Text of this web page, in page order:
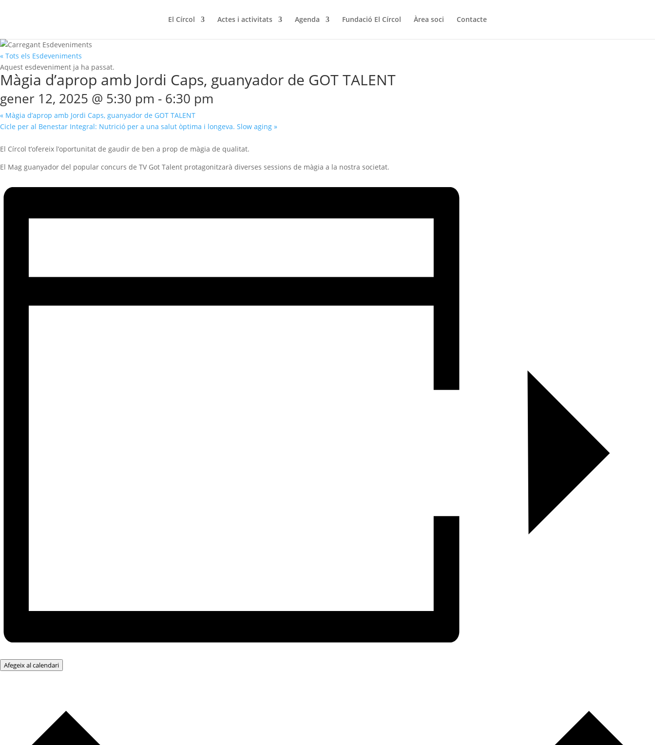
El Círcol Actes i activitats Agenda Fundació El Círcol Àrea soci Contacte
« Tots els Esdeveniments
Aquest esdeveniment ja ha passat.
Màgia d’aprop amb Jordi Caps, guanyador de GOT TALENT
gener 12, 2025 @ 5:30 pm - 6:30 pm
« Màgia d’aprop amb Jordi Caps, guanyador de GOT TALENT
Cicle per al Benestar Integral: Nutrició per a una salut òptima i longeva. Slow aging »
El Círcol t’ofereix l’oportunitat de gaudir de ben a prop de màgia de qualitat.
El Mag guanyador del popular concurs de TV Got Talent protagonitzarà diverses sessions de màgia a la nostra societat.
Afegeix al calendari